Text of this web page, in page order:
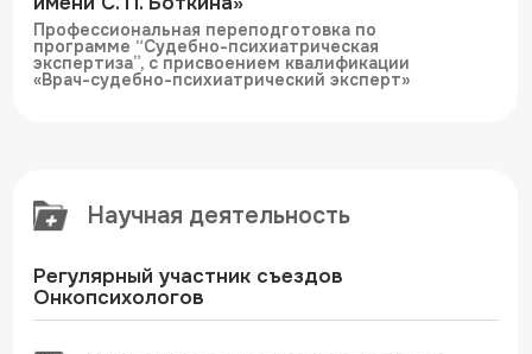
Политика конфиденциальности
Вся указанная информация на сайте носит информационный характер и не
является публичной офертой в соответствии со ст. 437 ГК РФ. Дополнительно
уточняйте актуальность цен, акций, а также наполнением программ перед их